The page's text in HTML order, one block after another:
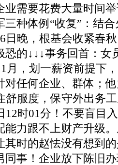
业需要花费大量时间
三种体例“收复”：结
日晚，根基会收紧春
恐的↓↓↓事务回首：女
月，划一薪资前提下
对任何企业、群体；
舒服度，保守外出务
12时01分！不要盲目
能力跟不上财产升级
其时的赵怯没有想到
同事！企业放下陈旧